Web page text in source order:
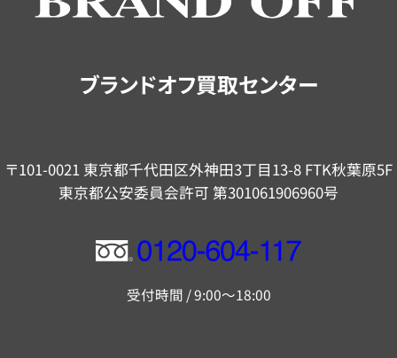
ブランドオフ買取センター
〒101-0021 東京都千代田区外神田3丁目13-8 FTK秋葉原5F
東京都公安委員会許可 第301061906960号
フ
ー
受付時間 / 9:00～18:00